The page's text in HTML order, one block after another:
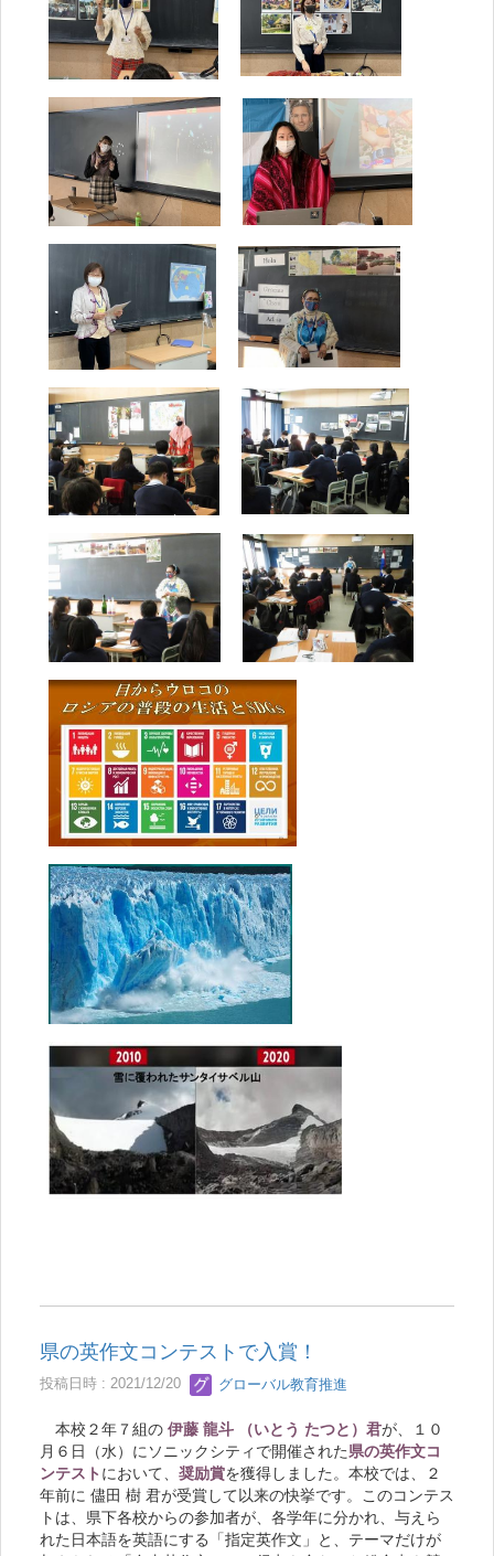
県の英作文コンテストで入賞！
投稿日時 : 2021/12/20 グローバル教育推進
本校２年７組の 伊藤 龍斗 （いとう たつと）君が、１０
月６日（水）にソニックシティで開催された県の英作文コ
ンテスト において、 奨励賞を獲得しました。本校では、２
年前に 儘田 樹 君が受賞して以来の快挙です。このコンテス
トは、県下各校からの参加者が、各学年に分かれ、与えら
れた日本語を英語にする「指定英作文」と、テーマだけが